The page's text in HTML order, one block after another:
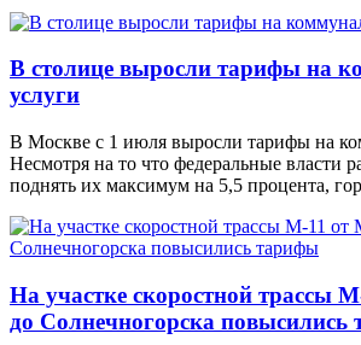
В столице выросли тарифы на
услуги
В Москве с 1 июля выросли тарифы на
Несмотря на то что федеральные власти
поднять их максимум на 5,5 процента,
На участке скоростной трассы
до Солнечногорска повысились